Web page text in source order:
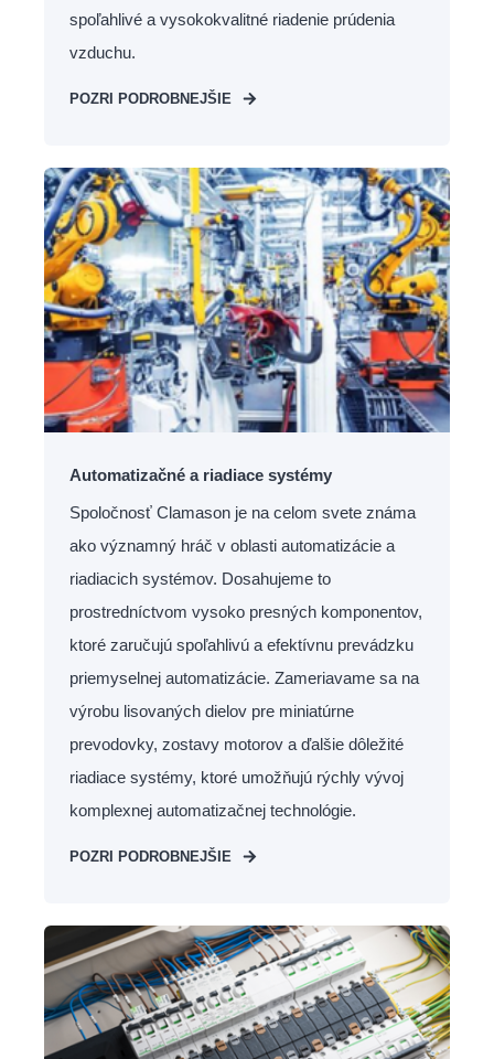
spoľahlivé a vysokokvalitné riadenie prúdenia
vzduchu.
POZRI PODROBNEJŠIE
Automatizačné a riadiace systémy
Spoločnosť Clamason je na celom svete známa
ako významný hráč v oblasti automatizácie a
riadiacich systémov. Dosahujeme to
prostredníctvom vysoko presných komponentov,
ktoré zaručujú spoľahlivú a efektívnu prevádzku
priemyselnej automatizácie. Zameriavame sa na
výrobu lisovaných dielov pre miniatúrne
prevodovky, zostavy motorov a ďalšie dôležité
riadiace systémy, ktoré umožňujú rýchly vývoj
komplexnej automatizačnej technológie.
POZRI PODROBNEJŠIE